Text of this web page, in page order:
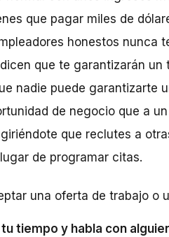
que pagar miles de
honestos nunca
que te garantizarán
nadie puede garantizarte
de negocio que a
que reclutes a
lugar de programar citas.
una oferta de trabajo o
tiempo y habla con